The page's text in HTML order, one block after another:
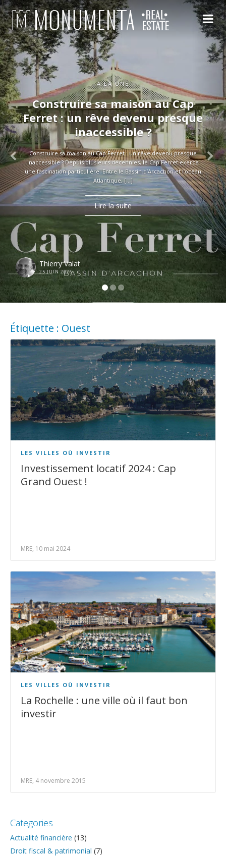
A LA UNE
Construire sa maison au Cap
Ferret : un rêve devenu presque
inaccessible ?
Construire sa maison au Cap Ferret : un rêve devenu presque
inaccessible ? Depuis plusieurs décennies, le Cap Ferret exerce
une fascination particulière. Entre le Bassin d’Arcachon et l’océan
Atlantique, […]
Lire la suite
Thierry Valat
25 JUIN 2026
Étiquette : Ouest
LES VILLES OÙ INVESTIR
Investissement locatif 2024 : Cap
Grand Ouest !
MRE, 10 mai 2024
LES VILLES OÙ INVESTIR
La Rochelle : une ville où il faut bon
investir
MRE, 4 novembre 2015
Categories
Actualité financière (13)
Droit fiscal & patrimonial (7)